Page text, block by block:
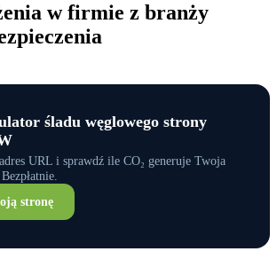
w firmie z branży
śladu węglowego strony
URL i sprawdź ile CO₂ generuje Twoja
stronę